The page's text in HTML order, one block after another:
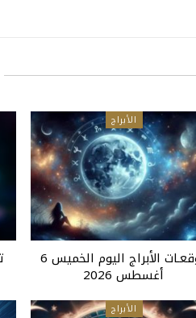
الأبراج
توقعـات الأبراج اليوم الخميس 6
أغسطس 2026
الأبراج